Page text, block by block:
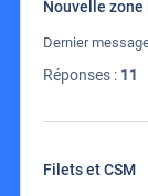
Nouvelle
Dernier
Réponses : 11
Filets et CSM